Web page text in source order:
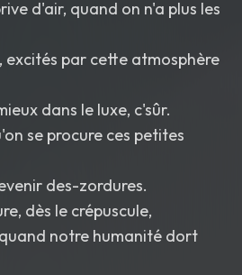
d'air, quand on n'a plus les
excités par cette atmosphère
dans le luxe, c'sûr.
se procure ces petites
des-zordures.
dès le crépuscule,
notre humanité dort